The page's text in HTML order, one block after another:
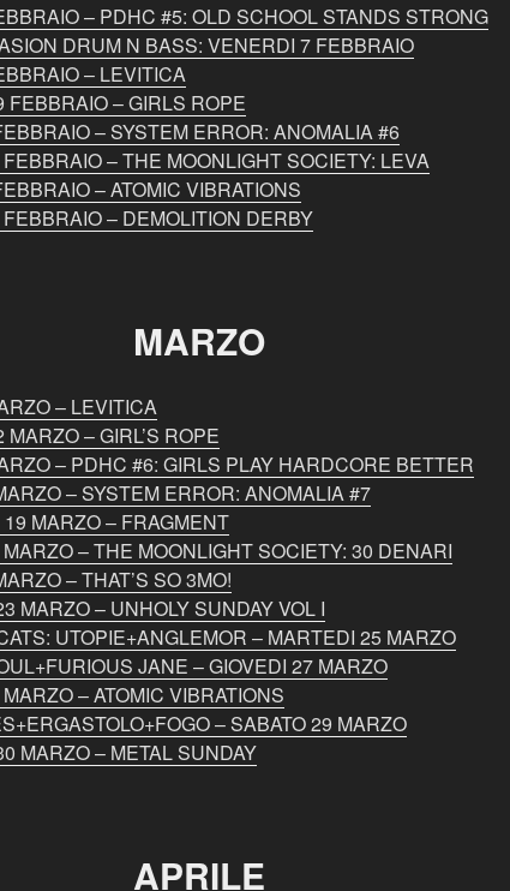
– PDHC #5: OLD SCHOOL STANDS STRONG
DRUM N BASS: VENERDI 7 FEBBRAIO
– LEVITICA
FEBBRAIO – GIRLS ROPE
– SYSTEM ERROR: ANOMALIA #6
– THE MOONLIGHT SOCIETY: LEVA
– ATOMIC VIBRATIONS
– DEMOLITION DERBY
MARZO
– LEVITICA
– GIRL’S ROPE
– PDHC #6: GIRLS PLAY HARDCORE BETTER
– SYSTEM ERROR: ANOMALIA #7
MARZO – FRAGMENT
– THE MOONLIGHT SOCIETY: 30 DENARI
– THAT’S SO 3MO!
MARZO – UNHOLY SUNDAY VOL I
UTOPIE+ANGLEMOR – MARTEDI 25 MARZO
JANE – GIOVEDI 27 MARZO
– ATOMIC VIBRATIONS
– SABATO 29 MARZO
MARZO – METAL SUNDAY
APRILE